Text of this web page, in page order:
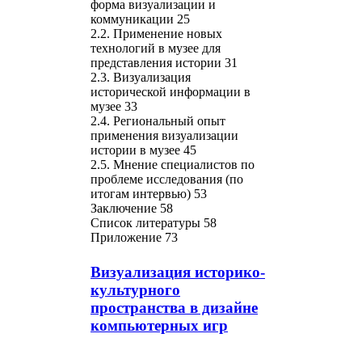
форма визуализации и
коммуникации 25
2.2. Применение новых
технологий в музее для
представления истории 31
2.3. Визуализация
исторической информации в
музее 33
2.4. Региональный опыт
применения визуализации
истории в музее 45
2.5. Мнение специалистов по
проблеме исследования (по
итогам интервью) 53
Заключение 58
Список литературы 58
Приложение 73
Визуализация историко-
культурного
пространства в дизайне
компьютерных игр